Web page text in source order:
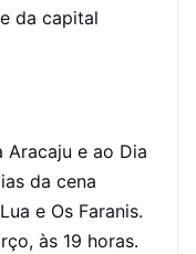
da capital
Aracaju e ao Dia
da cena
e Os Faranis.
às 19 horas.